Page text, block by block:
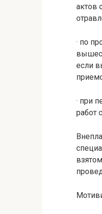
актов
· по
если
· при
работ